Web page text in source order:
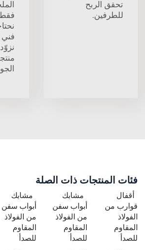
تحقق الربح
للطرفين.
فني
فئات المنتجات ذات الصلة
أقفال
قوارب من
الفولاذ
المقاوم
للصدأ
مشابك
أبواب سفن
من الفولاذ
المقاوم
للصدأ
مشابك
أبواب سفن
من الفولاذ
المقاوم
للصدأ